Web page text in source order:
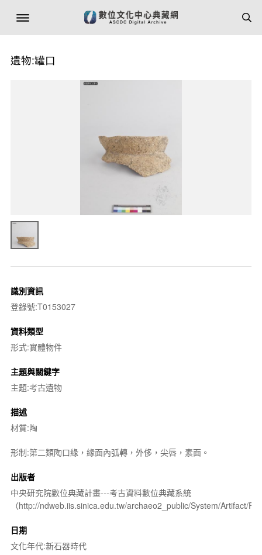
遺物:罐口
識別資訊
登錄號:T0153027
資料類型
形式:實體物件
主題與關鍵字
主題:考古遺物
描述
材質:陶
形制:第二類陶口緣，緣面內弧轉，外侈，尖唇，素面。
出版者
中央研究院數位典藏計畫---考古資料數位典藏系統
（http://ndweb.iis.sinica.edu.tw/archaeo2_public/System/Artifact/
日期
文化年代:新石器時代